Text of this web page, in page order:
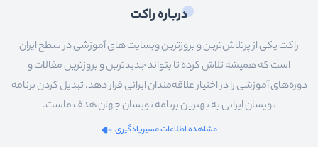
درباره راکت
راکت یکی از پرتلاش‌ترین و بروزترین وبسایت های آموزشی در سطح ایران
است که همیشه تلاش کرده تا بتواند جدیدترین و بروزترین مقالات و
دوره‌های آموزشی را در اختیار علاقه‌مندان ایرانی قرار دهد. تبدیل کردن برنامه
نویسان ایرانی به بهترین برنامه نویسان جهان هدف ماست.
مشاهده اطلاعات مسیریادگیری